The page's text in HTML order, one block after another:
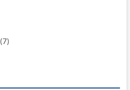
(7)